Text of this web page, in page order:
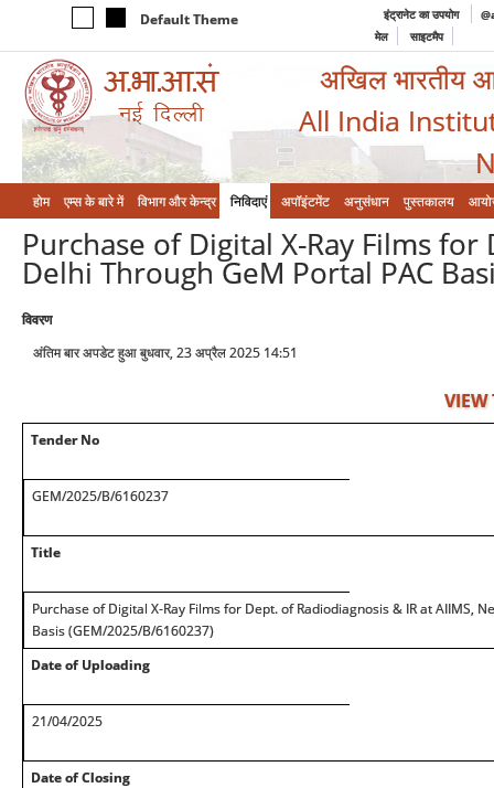
Default Theme इंट्रानेट का उपयोग
मेल
साइटमैप
अखिल भारतीय
All India
होम एम्‍स के बारे में विभाग और केन्‍द्र निविदाएं अपॉइंटमेंट अनुसंधान पुस्तकालय
Purchase of Digital X-Ray Films
Delhi Through GeM Portal PAC
विवरण
अंतिम बार अपडेट हुआ बुधवार, 23 अप्रैल 2025 14:51
VIEW
Tender No
GEM/2025/B/6160237
Title
Purchase of Digital X-Ray Films for Dept. of Radiodiagnosis & IR at AIIMS,
Basis (GEM/2025/B/6160237)
Date of Uploading
21/04/2025
Date of Closing